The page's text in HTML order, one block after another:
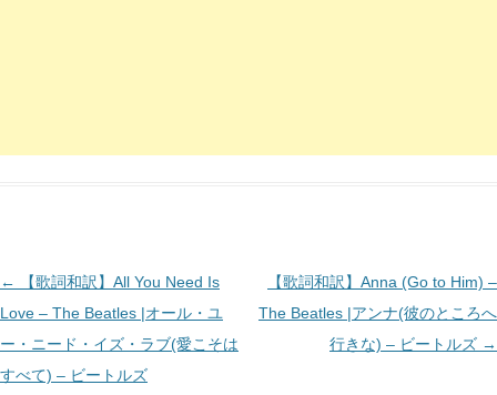
投
稿
ナ
ビ
←
【歌詞和訳】All You Need Is
Love – The Beatles |オール・ユ
ー・ニード・イズ・ラブ(愛こそは
すべて) – ビートルズ
【歌詞和訳】Anna (Go to Him) –
The Beatles |アンナ(彼のところへ
行きな) – ビートルズ →